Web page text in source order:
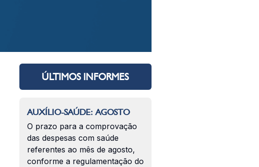
ÚLTIMOS INFORMES
AUXÍLIO-SAÚDE: AGOSTO
O prazo para a comprovação
das despesas com saúde
referentes ao mês de agosto,
conforme a regulamentação do